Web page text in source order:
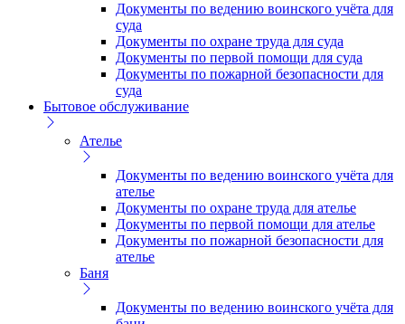
Документы по ведению воинского учёта для
суда
Документы по охране труда для суда
Документы по первой помощи для суда
Документы по пожарной безопасности для
суда
Бытовое обслуживание
Ателье
Документы по ведению воинского учёта для
ателье
Документы по охране труда для ателье
Документы по первой помощи для ателье
Документы по пожарной безопасности для
ателье
Баня
Документы по ведению воинского учёта для